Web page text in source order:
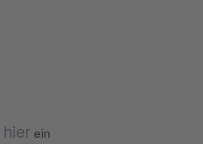
hier ein